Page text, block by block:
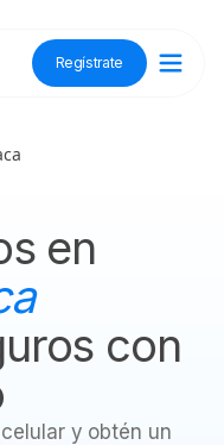
Regístrate
en
con
y obtén un